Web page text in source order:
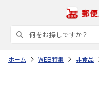
ホーム WEB特集 非食品